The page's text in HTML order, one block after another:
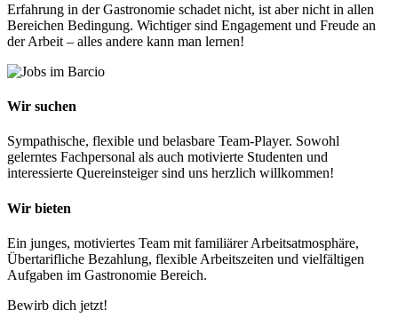
Erfahrung in der Gastronomie schadet nicht, ist aber nicht in allen
Bereichen Bedingung. Wichtiger sind Engagement und Freude an
der Arbeit – alles andere kann man lernen!
Wir suchen
Sympathische, flexible und belasbare Team-Player. Sowohl
gelerntes Fachpersonal als auch motivierte Studenten und
interessierte Quereinsteiger sind uns herzlich willkommen!
Wir bieten
Ein junges, motiviertes Team mit familiärer Arbeitsatmosphäre,
Übertarifliche Bezahlung, flexible Arbeitszeiten und vielfältigen
Aufgaben im Gastronomie Bereich.
Bewirb dich jetzt!